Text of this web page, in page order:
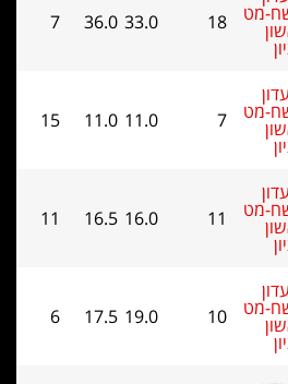
18
36.0
7
7
11.0
15
11
16.5
11
10
17.5
6